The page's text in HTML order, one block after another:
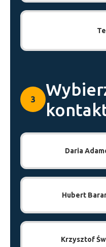
3
Daria
Hubert
Krzysztof